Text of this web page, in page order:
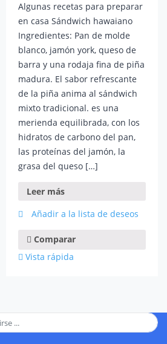
Algunas recetas para preparar
en casa Sándwich hawaiano
Ingredientes: Pan de molde
blanco, jamón york, queso de
barra y una rodaja fina de piña
madura. El sabor refrescante
de la piña anima al sándwich
mixto tradicional. es una
merienda equilibrada, con los
hidratos de carbono del pan,
las proteínas del jamón, la
grasa del queso […]
Leer más
Añadir a la lista de deseos
Comparar
Vista rápida